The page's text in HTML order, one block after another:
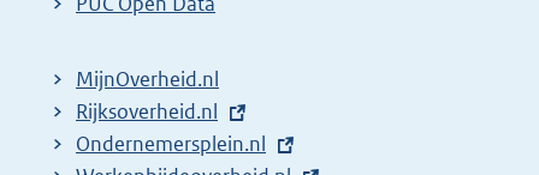
l
i
n
MijnOverheid.nl
E
x
Rijksoverheid.nl
E
Ondernemersplein.nl